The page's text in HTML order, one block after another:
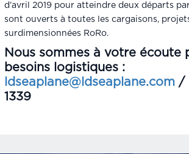
d’avril 2019 pour atteindre deux départs
sont ouverts à toutes les cargaisons,
surdimensionnées RoRo.
Nous sommes à votre écoute
besoins logistiques :
ldseaplane@ldseaplane.com /
1339